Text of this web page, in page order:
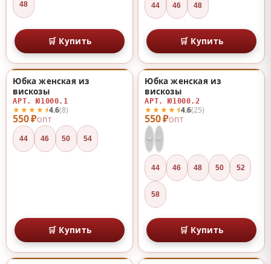
48
🛒 Купить
44 46 48
🛒 Купить
550 ₽ОПТ
★★★★⯨4.6(8)
Юбка женская из
вискозы
АРТ. Ю1000.1
44 46 50 54
🛒 Купить
550 ₽ОПТ
★★★★⯨4.6(25)
Юбка женская из
вискозы
АРТ. Ю1000.2
ЧЁ СЕ
44 46 48 50 52
58
🛒 Купить